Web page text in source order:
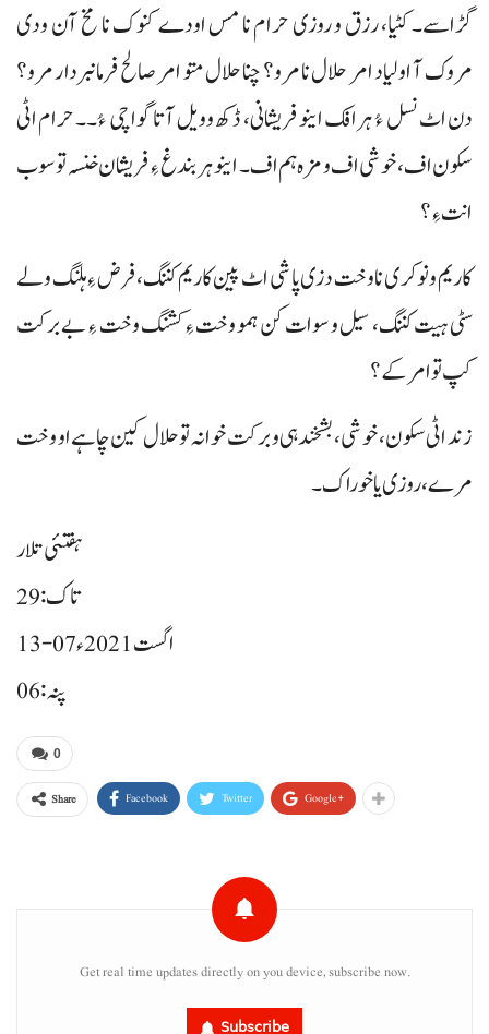
گڑاسے۔ کٹیا، رزق و روزی حرام نا مس اودے کنوک نا مخ آن ودی
مروک آ اولیاد امر حلال نا مرو؟ چنا حلال متو امر صالح فرمانبردار مرو؟
دن اٹ نسل ءُ ہرافک اینو فریشانی، ڈکھ وویل آتا گواچی ءُ۔۔ حرام اٹی
سکون اف، خوشی اف و مزہ ہم اف۔ اینو ہر بندغ ءِ فریشان خنسہ تو سوب
انت ءِ؟
کاریم و نوکری نا وخت دزی پاشی اٹ پین کاریم کننگ، فرض ءِ ہلنگ ولے
سٹی ہیت کننگ، سیل و سوات کن ہمو وخت ءِ کشنگ وخت ءِ بے برکت
کپ تو امر کے؟
زند اٹی سکون، خوشی، بشخندہی و برکت خوانہ تو حلال کین چاہے او وخت
مرے، روزی یا خوراک۔
ہفتئی تلار
تاک: 29
13-07 اگست 2021ء
پنہ: 06
0
Share Facebook Twitter Google+
Get real time updates directly on you device, subscribe now.
Subscribe